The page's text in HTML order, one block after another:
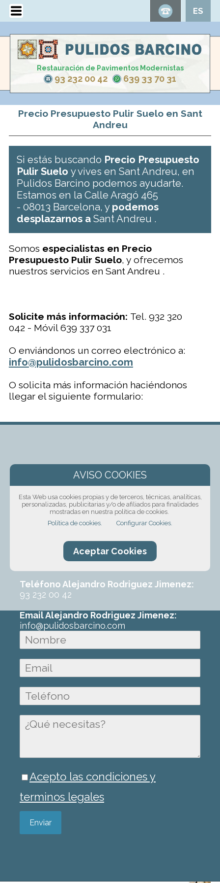
ES
Restauración de Pavimentos Modernistas
93 232 00 42 639 33 70 31
Precio Presupuesto Pulir Suelo en Sant
Andreu
Si estás buscando Precio Presupuesto
Pulir Sueloy vives en Sant Andreu, en
Pulidos Barcino podemos ayudarte.
Estamos en la Calle Aragó 465
- 08013 Barcelona, y podemos
desplazarnos aSant Andreu .
Somos especialistas en Precio
Presupuesto Pulir Suelo, y ofrecemos
nuestros servicios en Sant Andreu .
Solicite más información: Tel. 932 320
042 - Móvil 639 337 031
O enviándonos un correo electrónico a:
info@pulidosbarcino.com
O solicita más información haciéndonos
llegar el siguiente formulario:
¡Solicita presupuesto
sin compromiso!
Ponte en contacto con nosotros mediante
nuestro formulario, por teléfono o correo
sobre el trabajo que requeres podremos
ofrecerte un primer presupuesto sin
ningún compromiso.
Teléfono Alejandro Rodriguez Jimenez:
93 232 00 42
Email Alejandro Rodriguez Jimenez:
info@pulidosbarcino.com
Acepto las condiciones y
terminos legales
Enviar
Esta Web usa cookies propias y de terceros, técnicas, analíticas,
personalizadas, publicitarias y/o de afiliados para finalidades
mostradas en nuestra política de cookies.
Política de cookies.
Configurar Cookies.
Aceptar Cookies